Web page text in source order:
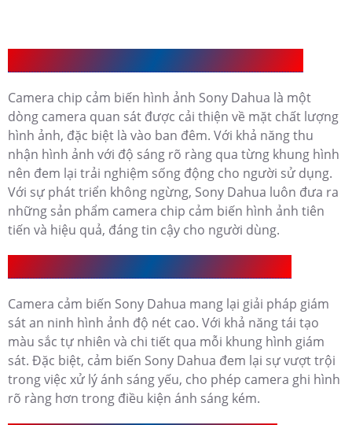
Camera chip cảm biến hình ảnh Sony Dahua là một
dòng camera quan sát được cải thiện về mặt chất lượng
hình ảnh, đặc biệt là vào ban đêm. Với khả năng thu
nhận hình ảnh với độ sáng rõ ràng qua từng khung hình
nên đem lại trải nghiệm sống động cho người sử dụng.
Với sự phát triển không ngừng, Sony Dahua luôn đưa ra
những sản phẩm camera chip cảm biến hình ảnh tiên
tiến và hiệu quả, đáng tin cậy cho người dùng.
Camera cảm biến Sony Dahua mang lại giải pháp giám
sát an ninh hình ảnh độ nét cao. Với khả năng tái tạo
màu sắc tự nhiên và chi tiết qua mỗi khung hình giám
sát. Đặc biệt, cảm biến Sony Dahua đem lại sự vượt trội
trong việc xử lý ánh sáng yếu, cho phép camera ghi hình
rõ ràng hơn trong điều kiện ánh sáng kém.